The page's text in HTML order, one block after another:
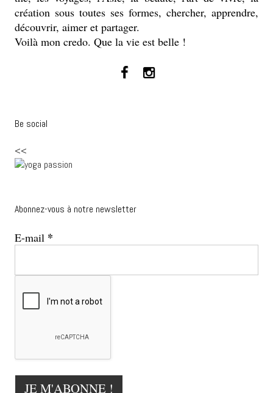
création sous toutes ses formes, chercher, apprendre,
découvrir, aimer et partager.
Voilà mon credo. Que la vie est belle !
Be social
<<
Abonnez-vous à notre newsletter
E-mail *